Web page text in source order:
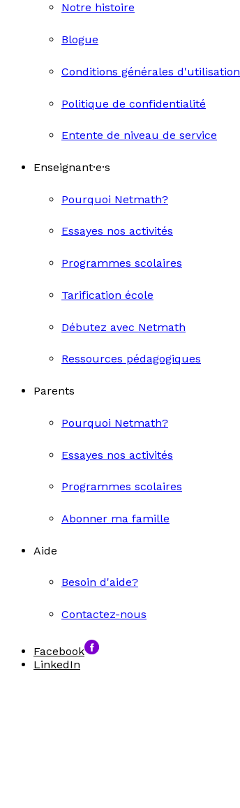
Notre histoire
Blogue
Conditions générales d'utilisation
Politique de confidentialité
Entente de niveau de service
Enseignant·e·s
Pourquoi Netmath?
Essayes nos activités
Programmes scolaires
Tarification école
Débutez avec Netmath
Ressources pédagogiques
Parents
Pourquoi Netmath?
Essayes nos activités
Programmes scolaires
Abonner ma famille
Aide
Besoin d'aide?
Contactez-nous
Facebook
LinkedIn